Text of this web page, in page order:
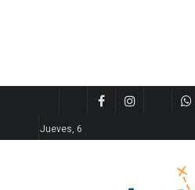
Jueves, 6